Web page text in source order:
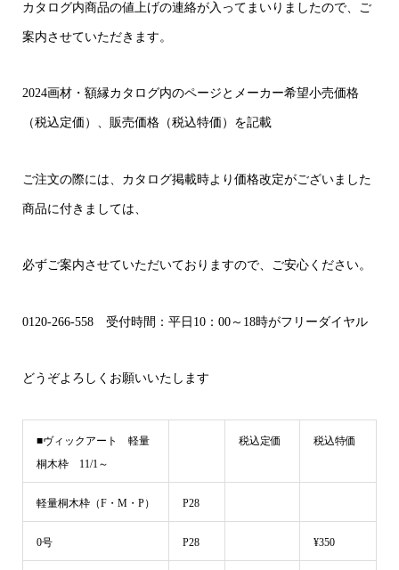
カタログ内商品の値上げの連絡が入ってまいりましたので、ご
案内させていただきます。
2024画材・額縁カタログ内のページとメーカー希望小売価格
（税込定価）、販売価格（税込特価）を記載
ご注文の際には、カタログ掲載時より価格改定がございました
商品に付きましては、
必ずご案内させていただいておりますので、ご安心ください。
0120-266-558 受付時間：平日10：00～18時がフリーダイヤル
どうぞよろしくお願いいたします
■ヴィックアート 軽量
桐木枠 11/1～
税込定価 税込特価
軽量桐木枠（F・M・P） P28
0号 P28 ¥350